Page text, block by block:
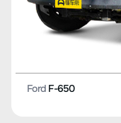
Ford F-650